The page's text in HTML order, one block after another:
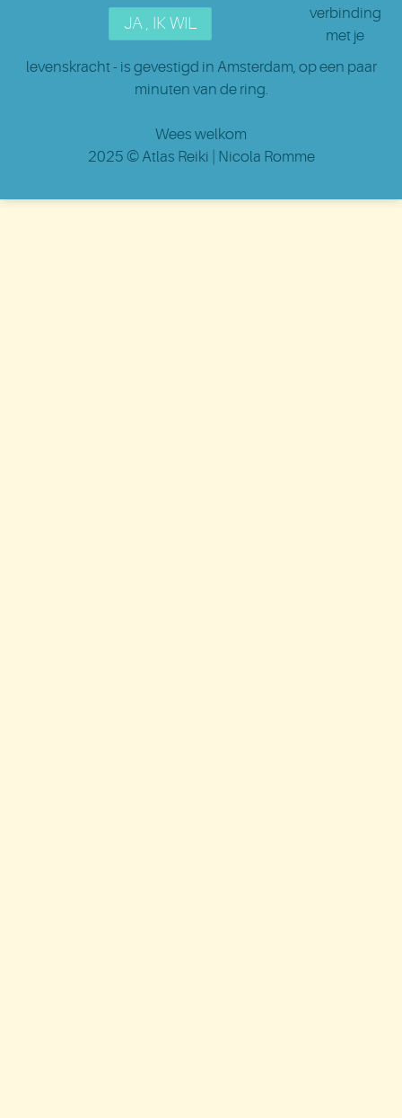
verbinding
met je
levenskracht - is gevestigd in Amsterdam, op een paar
minuten van de ring.
Wees welkom
2025 ©Atlas Reiki | Nicola Romme